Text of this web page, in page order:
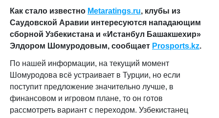
Как стало известно Metaratings.ru, клубы из
Саудовской Аравии интересуются нападающим
сборной Узбекистана и «Истанбул Башакшехир»
Элдором Шомуродовым, сообщает Prosports.kz.
По нашей информации, на текущий момент
Шомуродова всё устраивает в Турции, но если
поступит предложение значительно лучше, в
финансовом и игровом плане, то он готов
рассмотреть вариант с переходом. Узбекистанец